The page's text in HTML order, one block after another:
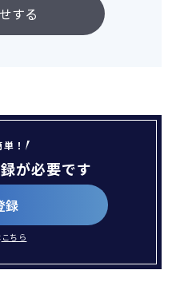
する
！
が必要です
録
こちら